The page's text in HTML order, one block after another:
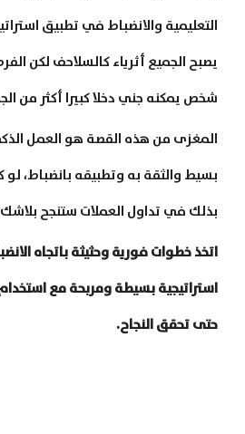
التعليمية والانضباط في تطبيق
يصبح الجميع أثرياء كالسلاحف لكن
شخص يمكنه جني دخلا كبيرا أكثر من
المغزى من هذه القصة هو العمل
بسيط والثقة به وتطبيقه بانضباط، لو
بذلك في تداول العملات ستنجح
اتخذ خطوات فورية وحثيثة باتجاه
استراتيجية بسيطة ومربحة مع
حتى تحقق النجاح.